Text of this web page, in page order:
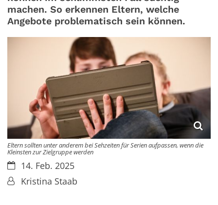
machen. So erkennen Eltern, welche
Angebote problematisch sein können.
Eltern sollten unter anderem bei Sehzeiten für Serien aufpassen, wenn die
Kleinsten zur Zielgruppe werden
Datum:14. Feb. 2025
Von:Kristina Staab